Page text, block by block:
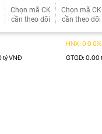
Chọn mã CK
cần theo dõi
Chọn mã CK
cần theo dõi